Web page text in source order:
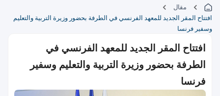
مقال
افتتاح المقر الجديد للمعهد الفرنسي في الطرفة بحضور وزيرة التربية والتعليم
وسفير فرنسا
افتتاح المقر الجديد للمعهد الفرنسي في
الطرفة بحضور وزيرة التربية والتعليم وسفير
فرنسا